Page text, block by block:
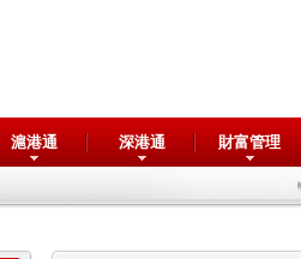
滬港通 深港通 財富管理